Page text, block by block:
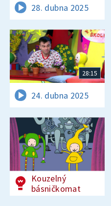
28. dubna 2025
28:15
24. dubna 2025
Kouzelný
básničkomat